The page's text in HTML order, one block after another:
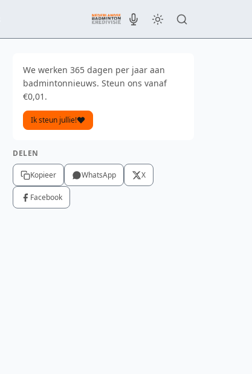
We werken 365 dagen per jaar aan
badmintonnieuws. Steun ons vanaf
€0,01.
Ik steun jullie!
DELEN
Kopieer WhatsApp X
Facebook